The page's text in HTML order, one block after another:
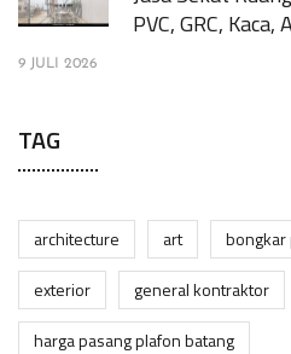
PVC, GRC,
9 JULI 2026
TAG
architecture art bongkar
exterior
general kontraktor
harga pasang plafon batang